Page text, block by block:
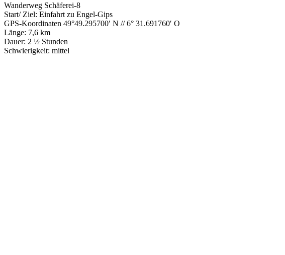
Wanderweg Schäferei-8
Start/ Ziel: Einfahrt zu Engel-Gips
GPS-Koordinaten 49°49.295700′ N // 6° 31.691760′ O
Länge: 7,6 km
Dauer: 2 ½ Stunden
Schwierigkeit: mittel